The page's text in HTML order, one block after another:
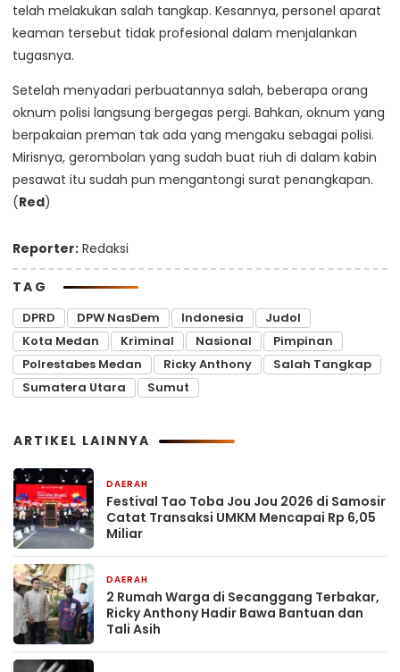
telah melakukan salah tangkap. Kesannya, personel aparat
keaman tersebut tidak profesional dalam menjalankan
tugasnya.
Setelah menyadari perbuatannya salah, beberapa orang
oknum polisi langsung bergegas pergi. Bahkan, oknum yang
berpakaian preman tak ada yang mengaku sebagai polisi.
Mirisnya, gerombolan yang sudah buat riuh di dalam kabin
pesawat itu sudah pun mengantongi surat penangkapan.
(Red)
Reporter: Redaksi
TAG
DPRD DPW NasDem Indonesia
Judol
Kota Medan
Kriminal Nasional
Pimpinan
Polrestabes Medan
Ricky Anthony
Salah Tangkap
Sumatera Utara
Sumut
ARTIKEL LAINNYA
DAERAH
Festival Tao Toba Jou Jou 2026 di Samosir
Catat Transaksi UMKM Mencapai Rp 6,05
Miliar
DAERAH
2 Rumah Warga di Secanggang Terbakar,
Ricky Anthony Hadir Bawa Bantuan dan
Tali Asih